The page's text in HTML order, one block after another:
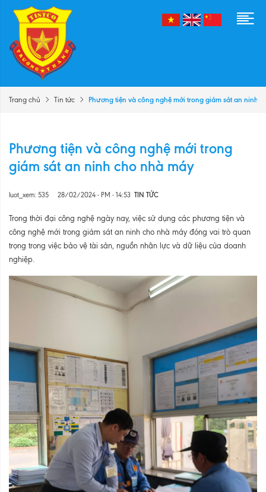
Trang chủ Tin tức Phương tiện và công nghệ mới trong giám sát an ninh
Phương tiện và công nghệ mới trong
giám sát an ninh cho nhà máy
luot_xem: 535 28/02/2024 - PM - 14:53 TIN TỨC
Trong thời đại công nghệ ngày nay, việc sử dụng các phương tiện và
công nghệ mới trong giám sát an ninh cho nhà máy đóng vai trò quan
trọng trong việc bảo vệ tài sản, nguồn nhân lực và dữ liệu của doanh
nghiệp.